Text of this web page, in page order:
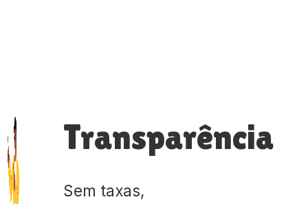
Transparência
Sem taxas,